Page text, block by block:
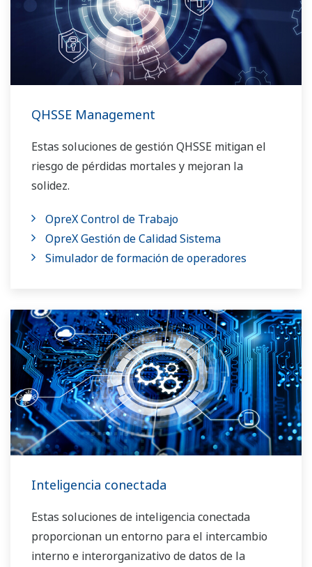
QHSSE Management
Estas soluciones de gestión QHSSE mitigan el
riesgo de pérdidas mortales y mejoran la
solidez.
OpreX Control de Trabajo
OpreX Gestión de Calidad Sistema
Simulador de formación de operadores
Inteligencia conectada
Estas soluciones de inteligencia conectada
proporcionan un entorno para el intercambio
interno e interorganizativo de datos de la